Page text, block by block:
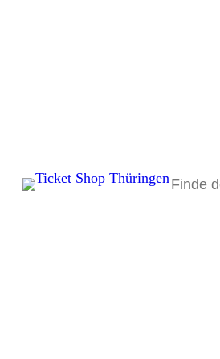
Suchen